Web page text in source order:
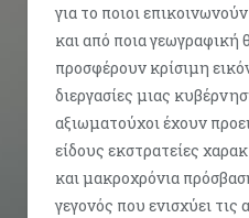
για το ποιοι
και από ποια γεωγραφική
προσφέρουν κρίσιμη
διεργασίες μιας
αξιωματούχοι έχουν
είδους εκστρατείες
και μακροχρόνια
γεγονός που ενισχύει τις